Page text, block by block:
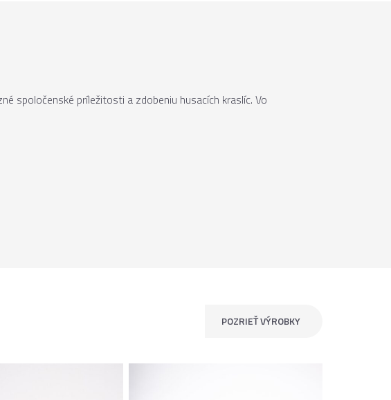
spoločenské príležitosti a zdobeniu husacích kraslíc. Vo
POZRIEŤ VÝROBKY